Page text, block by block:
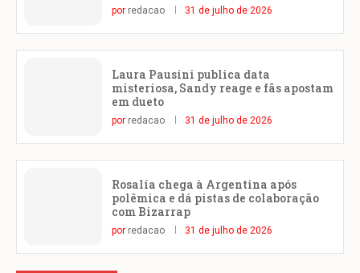
por redacao 31 de julho de 2026
Laura Pausini publica data
misteriosa, Sandy reage e fãs apostam
em dueto
por redacao 31 de julho de 2026
Rosalía chega à Argentina após
polêmica e dá pistas de colaboração
com Bizarrap
por redacao 31 de julho de 2026